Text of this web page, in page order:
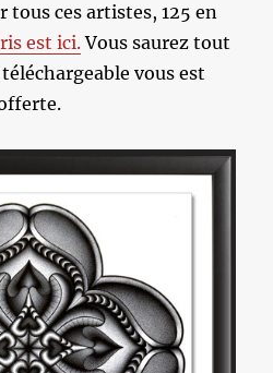
tous ces artistes, 125 en
est ici.Vous saurez tout
vous est